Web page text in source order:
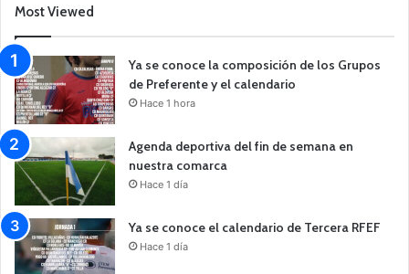
Most Viewed
Ya se conoce la composición de los Grupos
de Preferente y el calendario
Hace 1 hora
Agenda deportiva del fin de semana en
nuestra comarca
Hace 1 día
Ya se conoce el calendario de Tercera RFEF
Hace 1 día